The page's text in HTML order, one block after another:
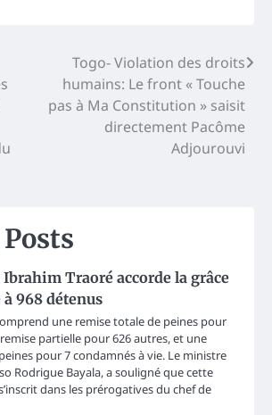
Togo- Violation des droits
humains: Le front « Touche
pas à Ma Constitution » saisit
directement Pacôme
Adjourouvi
Traoré accorde la grâce
968 détenus
une remise totale de peines pour
partielle pour 626 autres, et une
pour 7 condamnés à vie. Le ministre
Rodrigue Bayala, a souligné que cette
dans les prérogatives du chef de